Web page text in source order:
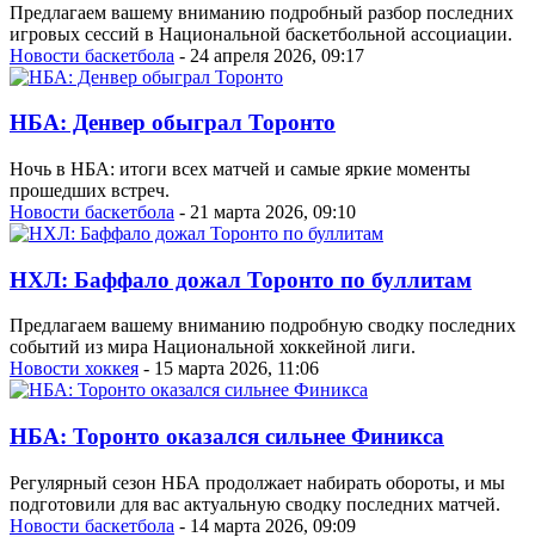
Предлагаем вашему вниманию подробный разбор последних
игровых сессий в Национальной баскетбольной ассоциации.
Новости баскетбола - 24 апреля 2026, 09:17
НБА: Денвер обыграл Торонто
Ночь в НБА: итоги всех матчей и самые яркие моменты
прошедших встреч.
Новости баскетбола - 21 марта 2026, 09:10
НХЛ: Баффало дожал Торонто по буллитам
Предлагаем вашему вниманию подробную сводку последних
событий из мира Национальной хоккейной лиги.
Новости хоккея - 15 марта 2026, 11:06
НБА: Торонто оказался сильнее Финикса
Регулярный сезон НБА продолжает набирать обороты, и мы
подготовили для вас актуальную сводку последних матчей.
Новости баскетбола - 14 марта 2026, 09:09